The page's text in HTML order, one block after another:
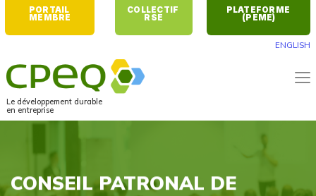
ENGLISH
PORTAIL
MEMBRE
COLLECTIF
RSE
PLATEFORME
(PEME)
Le développement durable
en entreprise
CONSEIL PATRONAL DE